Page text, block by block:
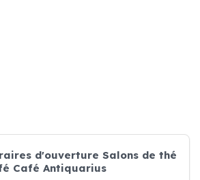
d'ouverture Salons de thé
Café Antiquarius